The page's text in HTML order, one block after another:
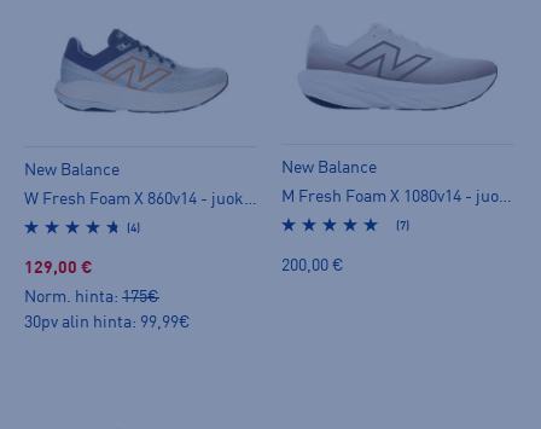
New Balance
W Fresh Foam X 860v14 - juoksukengät
(4)
129,00 €
Norm. hinta: 175€
30pv alin hinta: 99,99€
New Balance
(7)
200,00 €